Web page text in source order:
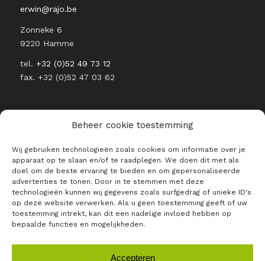
Beheer cookie toestemming
Wij gebruiken technologieën zoals cookies om informatie over je
apparaat op te slaan en/of te raadplegen. We doen dit met als
doel om de beste ervaring te bieden en om gepersonaliseerde
advertenties te tonen. Door in te stemmen met deze
technologieën kunnen wij gegevens zoals surfgedrag of unieke ID's
op deze website verwerken. Als u geen toestemming geeft of uw
toestemming intrekt, kan dit een nadelige invloed hebben op
bepaalde functies en mogelijkheden.
Accepteren
erwin@rajo.be
Zonneke 6
9220 Hamme
tel. +32 (0)52 49 73 12
fax. +32 (0)52 47 03 62
BLIJF OP DE HOOGTE VAN ALLE
RAJO NIEUWTJES
E-mailadres *